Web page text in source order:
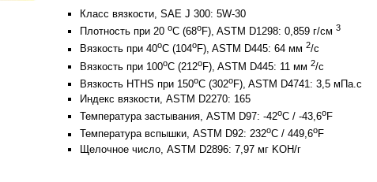
Класс вязкости, SAE J 300: 5W-30
Плотность при 20 oC (68oF), ASTM D1298: 0,859 г/см 3
Вязкость при 40oC (104oF), ASTM D445: 64 мм 2/с
Вязкость при 100oC (212oF), ASTM D445: 11 мм 2/с
Вязкость HTHS при 150oC (302oF), ASTM D4741: 3,5 мПа.с
Индекс вязкости, ASTM D2270: 165
Температура застывания, ASTM D97: -42oC / -43,6oF
Температура вспышки, ASTM D92: 232oC / 449,6oF
Щелочное число, ASTM D2896: 7,97 мг KOH/г